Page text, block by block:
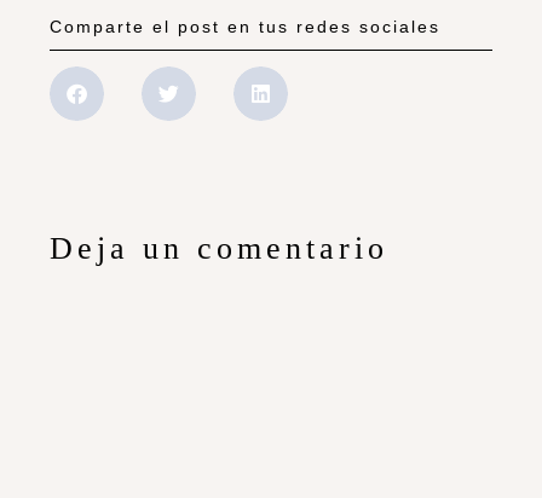
Comparte el post en tus redes sociales
Deja un comentario